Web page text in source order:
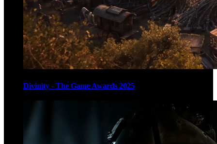
Divinity - The Game Awards 2025